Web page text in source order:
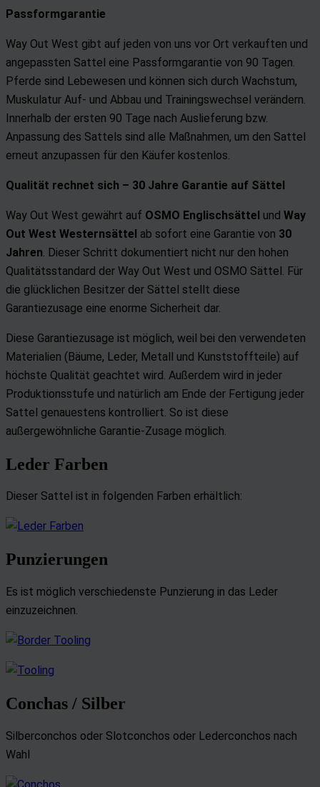
Passformgarantie
Way Out West gibt auf jeden von uns vor Ort verkauften und
angepassten Sattel eine Passformgarantie von 90 Tagen.
Pferde sind Lebewesen und können sich durch Wachstum,
Muskulatur Auf- und Abbau und Trainingswechsel verändern.
Innerhalb der ersten 90 Tage nach Auslieferung bzw.
Anpassung des Sattels sind alle Maßnahmen, um den Sattel
erneut anzupassen für den Käufer kostenlos.
Qualität rechnet sich – 30 Jahre Garantie auf Sättel
Way Out West gewährt auf OSMO Englischsättel und Way
Out West Westernsättel ab sofort eine Garantie von 30
Jahren . Dieser Schritt dokumentiert nicht nur den hohen
Qualitätsstandard der Way Out West und OSMO Sättel. Für
die glücklichen Besitzer der Sättel stellt diese
Garantiezusage eine enorme Sicherheit dar.
Diese Garantiezusage ist möglich, weil bei den verwendeten
Materialien (Bäume, Leder, Metall und Kunststoffteile) auf
höchste Qualität geachtet wird. Außerdem wird in jeder
Produktionsstufe und natürlich am Ende der Fertigung jeder
Sattel genauestens kontrolliert. So ist diese
außergewöhnliche Garantie-Zusage möglich.
Leder Farben
Dieser Sattel ist in folgenden Farben erhältlich:
Punzierungen
Es ist möglich verschiedenste Punzierung in das Leder
einzuzeichnen.
Conchas / Silber
Silberconchos oder Slotconchos oder Lederconchos nach
Wahl